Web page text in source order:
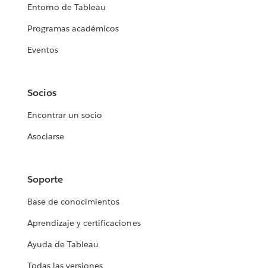
Entorno de Tableau
Programas académicos
Eventos
Socios
Encontrar un socio
Asociarse
Soporte
Base de conocimientos
Aprendizaje y certificaciones
Ayuda de Tableau
Todas las versiones